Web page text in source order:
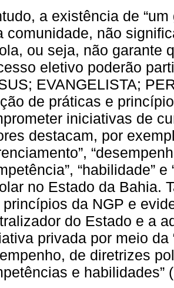
a existência de
comunidade, não
ou seja, não garante
eletivo poderão
EVANGELISTA;
de práticas e
iniciativas de
destacam, por
“habilidade”
no Estado da Bahia.
princípios da NGP e
do Estado e a
privada por meio
de diretrizes
e habilidades”